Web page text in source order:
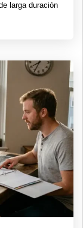
larga duración